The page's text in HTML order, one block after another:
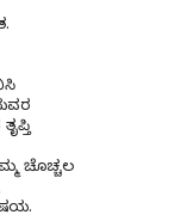
ಚೊಚ್ಚಲ